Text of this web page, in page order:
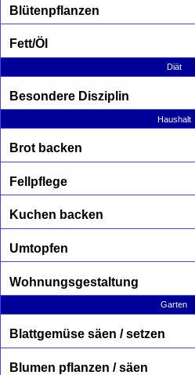
Blütenpflanzen
Fett/Öl
Diät
Besondere Disziplin
Haushalt
Brot backen
Fellpflege
Kuchen backen
Umtopfen
Wohnungsgestaltung
Garten
Blattgemüse säen / setzen
Blumen pflanzen / säen